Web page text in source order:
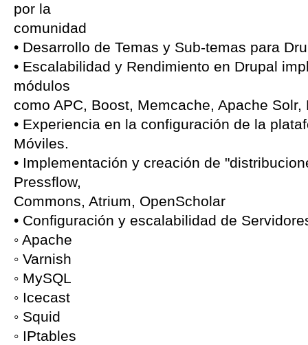
por la
comunidad
• Desarrollo de Temas y Sub-temas para
• Escalabilidad y Rendimiento en Drupal
módulos
como APC, Boost, Memcache, Apache
• Experiencia en la configuración de la
Móviles.
• Implementación y creación de
Pressflow,
Commons, Atrium, OpenScholar
• Configuración y escalabilidad de
◦ Apache
◦ Varnish
◦ MySQL
◦ Icecast
◦ Squid
◦ IPtables